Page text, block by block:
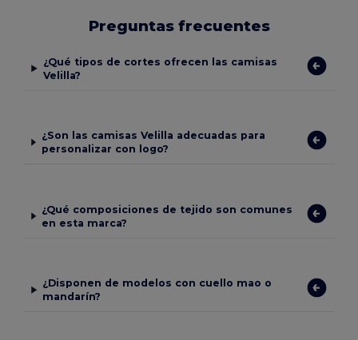
Preguntas frecuentes
¿Qué tipos de cortes ofrecen las camisas
Velilla?
¿Son las camisas Velilla adecuadas para
personalizar con logo?
¿Qué composiciones de tejido son comunes
en esta marca?
¿Disponen de modelos con cuello mao o
mandarín?